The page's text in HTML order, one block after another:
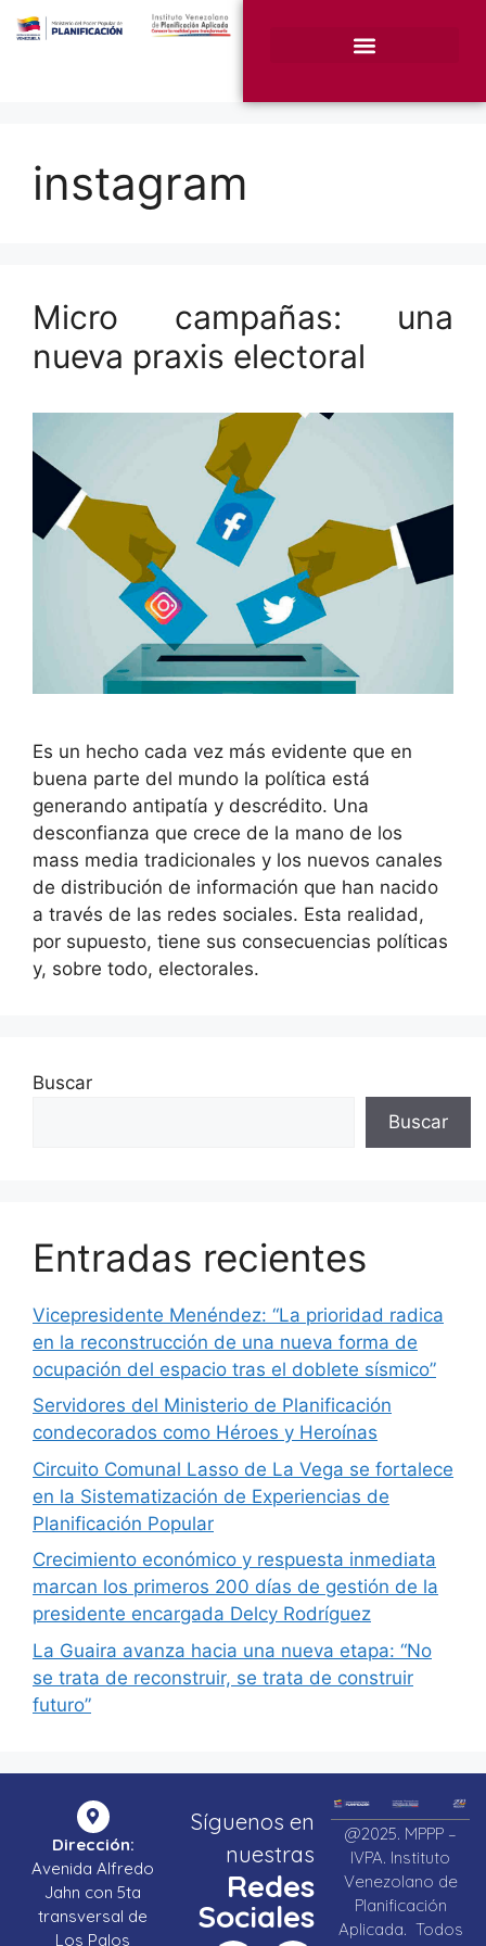
instagram
Micro campañas: una
nueva praxis electoral
Es un hecho cada vez más evidente que en
buena parte del mundo la política está
generando antipatía y descrédito. Una
desconfianza que crece de la mano de los
mass media tradicionales y los nuevos canales
de distribución de información que han nacido
a través de las redes sociales. Esta realidad,
por supuesto, tiene sus consecuencias políticas
y, sobre todo, electorales.
Buscar
Buscar
Entradas recientes
Vicepresidente Menéndez: “La prioridad radica
en la reconstrucción de una nueva forma de
ocupación del espacio tras el doblete sísmico”
Servidores del Ministerio de Planificación
condecorados como Héroes y Heroínas
Circuito Comunal Lasso de La Vega se fortalece
en la Sistematización de Experiencias de
Planificación Popular
Crecimiento económico y respuesta inmediata
marcan los primeros 200 días de gestión de la
presidente encargada Delcy Rodríguez
La Guaira avanza hacia una nueva etapa: “No
se trata de reconstruir, se trata de construir
futuro”
Dirección:
Avenida Alfredo
Jahn con 5ta
transversal de
Los Palos
Síguenos en
nuestras
Redes
Sociales
@2025. MPPP –
IVPA. Instituto
Venezolano de
Planificación
Aplicada. Todos